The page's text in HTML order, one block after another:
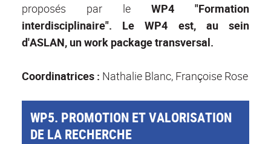
proposés par le WP4 "Formation
interdisciplinaire". Le WP4 est, au sein
d'ASLAN, un work package transversal.
Coordinatrices : Nathalie Blanc, Françoise Rose
WP5. PROMOTION ET VALORISATION
DE LA RECHERCHE